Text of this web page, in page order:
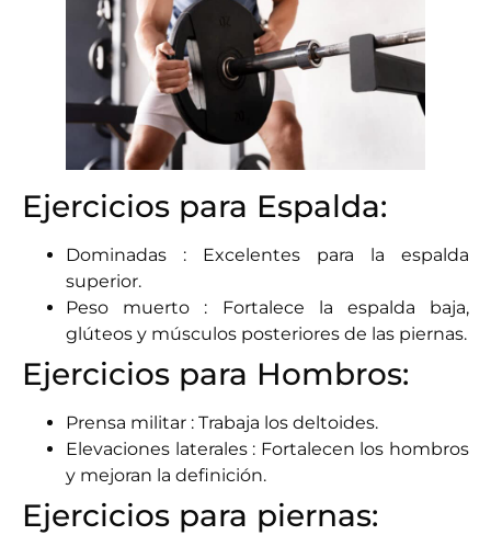
Ejercicios para Espalda:
Dominadas : Excelentes para la espalda
superior.
Peso muerto : Fortalece la espalda baja,
glúteos y músculos posteriores de las piernas.
Ejercicios para Hombros:
Prensa militar : Trabaja los deltoides.
Elevaciones laterales : Fortalecen los hombros
y mejoran la definición.
Ejercicios para piernas: